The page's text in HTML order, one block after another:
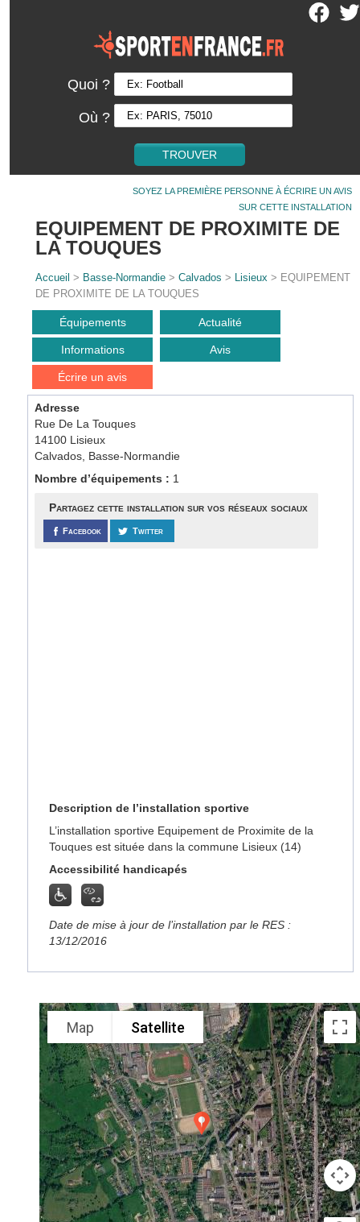
Quoi ?
Où ?
SOYEZ LA PREMIÈRE PERSONNE À ÉCRIRE UN AVIS
SUR CETTE INSTALLATION
EQUIPEMENT DE PROXIMITE DE
LA TOUQUES
Accueil > Basse-Normandie >Calvados > Lisieux > EQUIPEMENT
DE PROXIMITE DE LA TOUQUES
Équipements Actualité
Informations Avis
Écrire un avis
Adresse
Rue De La Touques
14100 Lisieux
Calvados, Basse-Normandie
Nombre d’équipements : 1
Partagez cette installation sur vos réseaux sociaux
Facebook Twitter
Description de l’installation sportive
L’installation sportive Equipement de Proximite de la
Touques est située dans la commune Lisieux (14)
Accessibilité handicapés
Date de mise à jour de l’installation par le RES :
13/12/2016
Map Satellite